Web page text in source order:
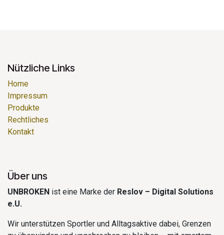
Nützliche Links
Home
Impressum
Produkte
Rechtliches
Kontakt
Über uns
UNBROKEN ist eine Marke der Reslov – Digital Solutions
e.U.
Wir unterstützen Sportler und Alltagsaktive dabei, Grenzen